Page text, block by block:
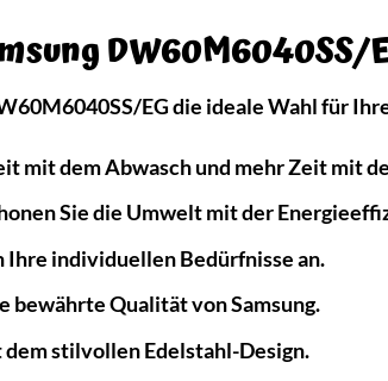
EG die ideale Wahl für
mit dem Abwasch und mehr Zeit mit
Sie die Umwelt mit der
Ihre individuellen Bedürfnisse an.
bewährte Qualität von Samsung.
stilvollen Edelstahl-Design.